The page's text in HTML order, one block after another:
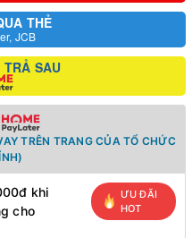
THẺ
JCB
TRẢ SAU
TRÊN TRANG CỦA TỔ CHỨC
khi
cho
ƯU ĐÃI
HOT